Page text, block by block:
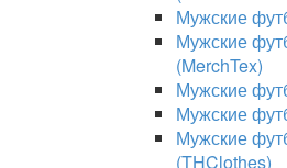
Мужские
Мужские
(MerchTex)
Мужские
Мужские
Мужские
(THClothes)